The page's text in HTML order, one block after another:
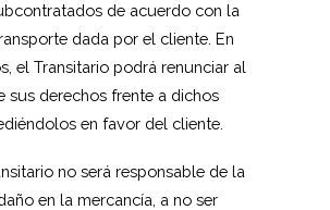
de acuerdo con la
dada por el cliente. En
el Transitario podrá renunciar al
sus derechos frente a dichos
en favor del cliente.
no será responsable de la
en la mercancía, a no ser